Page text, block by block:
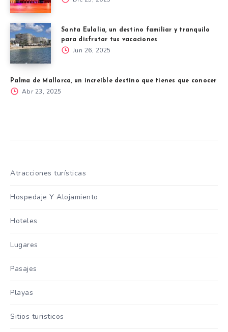
Santa Eulalia, un destino familiar y tranquilo
para disfrutar tus vacaciones
Jun 26, 2025
Palma de Mallorca, un increíble destino que tienes que conocer
Abr 23, 2025
Atracciones turísticas
Hospedaje Y Alojamiento
Hoteles
Lugares
Pasajes
Playas
Sitios turisticos